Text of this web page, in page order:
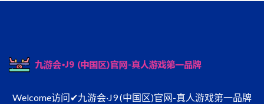
Welcome访问✔九游会·J9 (中国区)官网-真人游戏第一品牌